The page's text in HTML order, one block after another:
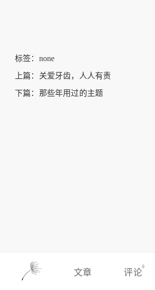
标签：none
上篇： 关爱牙齿，人人有责
下篇： 那些年用过的主题
文章 评论
0